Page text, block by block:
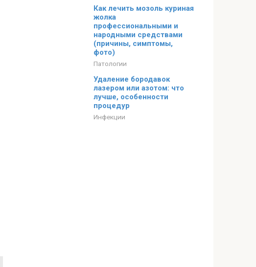
Как лечить мозоль куриная
жолка
профессиональными и
народными средствами
(причины, симптомы,
фото)
Патологии
Удаление бородавок
лазером или азотом: что
лучше, особенности
процедур
Инфекции